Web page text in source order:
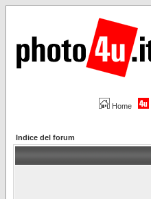
Home
Indice del forum